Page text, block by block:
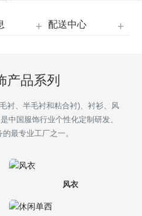
配送中心
产品系列
衬、半毛衬和粘合衬)、衬衫、风
中国服饰行业个性化定制研发、
最专业工厂之一。
风衣